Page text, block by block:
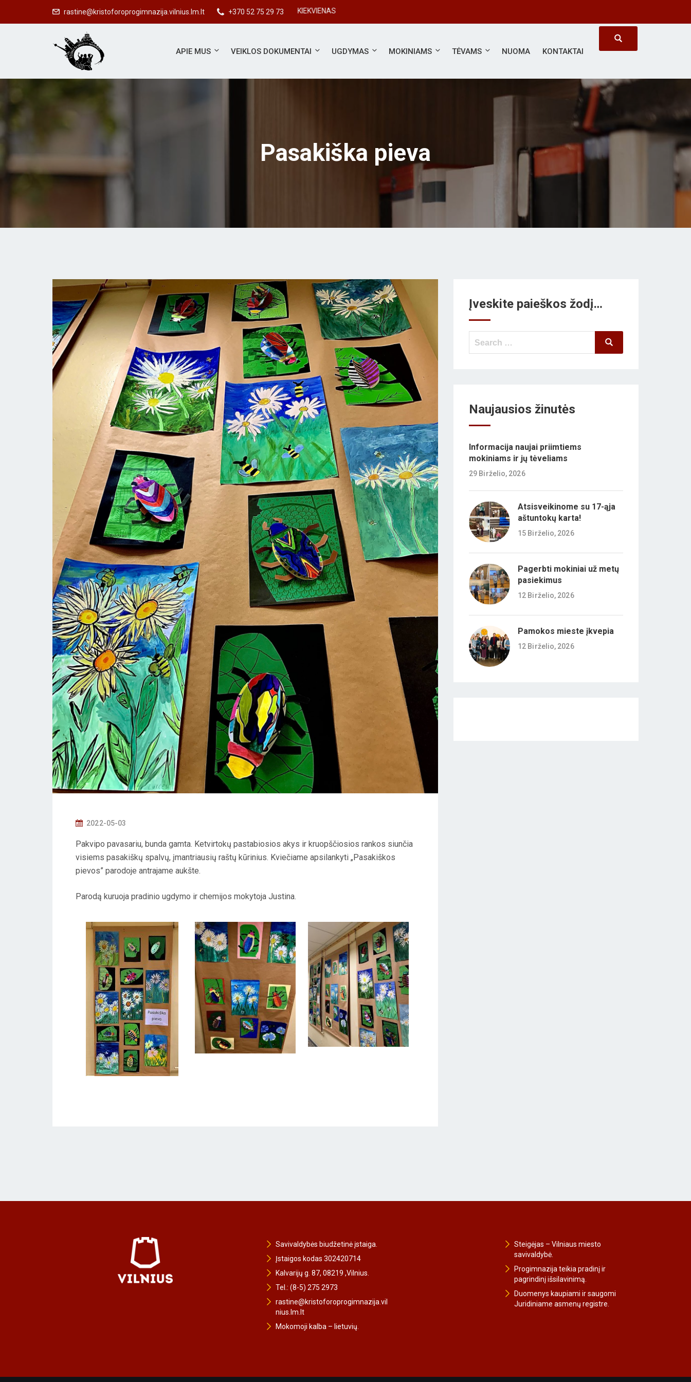
rastine@kristoforoprogimnazija.vilnius.lm.lt +370 52 75 29 73
#SVARBUS KIEKVIENAS
APIE MUS VEIKLOS DOKUMENTAI UGDYMAS MOKINIAMS TĖVAMS NUOMA KONTAKTAI
Pasakiška pieva
P
S
T
E
2022-05-03
Pakvipo pavasariu, bunda gamta. Ketvirtokų pastabiosios akys ir kruopščiosios rankos siunčia
visiems pasakiškų spalvų, įmantriausių raštų kūrinius. Kviečiame apsilankyti „Pasakiškos
pievos” parodoje antrajame aukšte.
Parodą kuruoja pradinio ugdymo ir chemijos mokytoja Justina.
Įveskite paieškos žodį…
Search
Search
Naujausios žinutės
Informacija naujai priimtiems
mokiniams ir jų tėveliams
29 Birželio, 2026
Atsisveikinome su 17-ąja
aštuntokų karta!
15 Birželio, 2026
Pagerbti mokiniai už metų
pasiekimus
12 Birželio, 2026
Pamokos mieste įkvepia
12 Birželio, 2026
Savivaldybės biudžetinė įstaiga.
Įstaigos kodas 302420714
Kalvarijų g. 87, 08219 ,Vilnius.
Tel.: (8-5) 275 2973
rastine@kristoforoprogimnazija.vil
nius.lm.lt
Mokomoji kalba – lietuvių.
Steigėjas – Vilniaus miesto
savivaldybė.
Progimnazija teikia pradinį ir
pagrindinį išsilavinimą.
Duomenys kaupiami ir saugomi
Juridiniame asmenų registre.